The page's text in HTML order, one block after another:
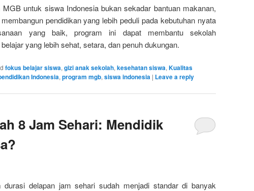
untuk siswa Indonesia bukan sekadar bantuan makanan,
pendidikan yang lebih peduli pada kebutuhan nyata
yang baik, program ini dapat membantu sekolah
yang lebih sehat, setara, dan penuh dukungan.
fokus belajar siswa, gizi anak sekolah, kesehatan siswa, Kualitas
Indonesia, program mgb, siswa indonesia | Leave a reply
8 Jam Sehari: Mendidik
durasi delapan jam sehari sudah menjadi standar di banyak